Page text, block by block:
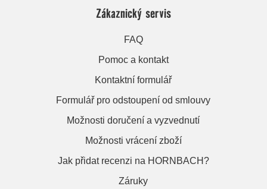
Zákaznický servis
FAQ
Pomoc a kontakt
Kontaktní formulář
Formulář pro odstoupení od smlouvy
Možnosti doručení a vyzvednutí
Možnosti vrácení zboží
Jak přidat recenzi na HORNBACH?
Záruky